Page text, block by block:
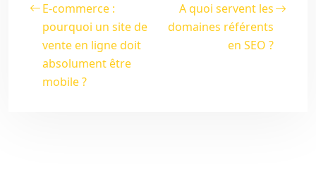
E-commerce :
pourquoi un site de
vente en ligne doit
absolument être
mobile ?
A quoi servent les
domaines référents
en SEO ?